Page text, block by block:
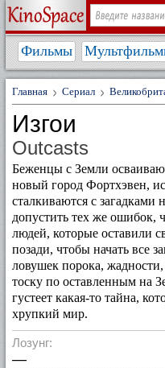
Фильмы
Главная Сериал
Изгои
Outcasts
Беженцы с Земли
новый город Фортхэвен,
сталкиваются с загадками
допустить тех же ошибок,
людей, которые оставили
позади, чтобы начать все
ловушек порока,
тоску по оставленным на
густеет какая-то тайна,
хрупкий мир.
Лозунг:
—